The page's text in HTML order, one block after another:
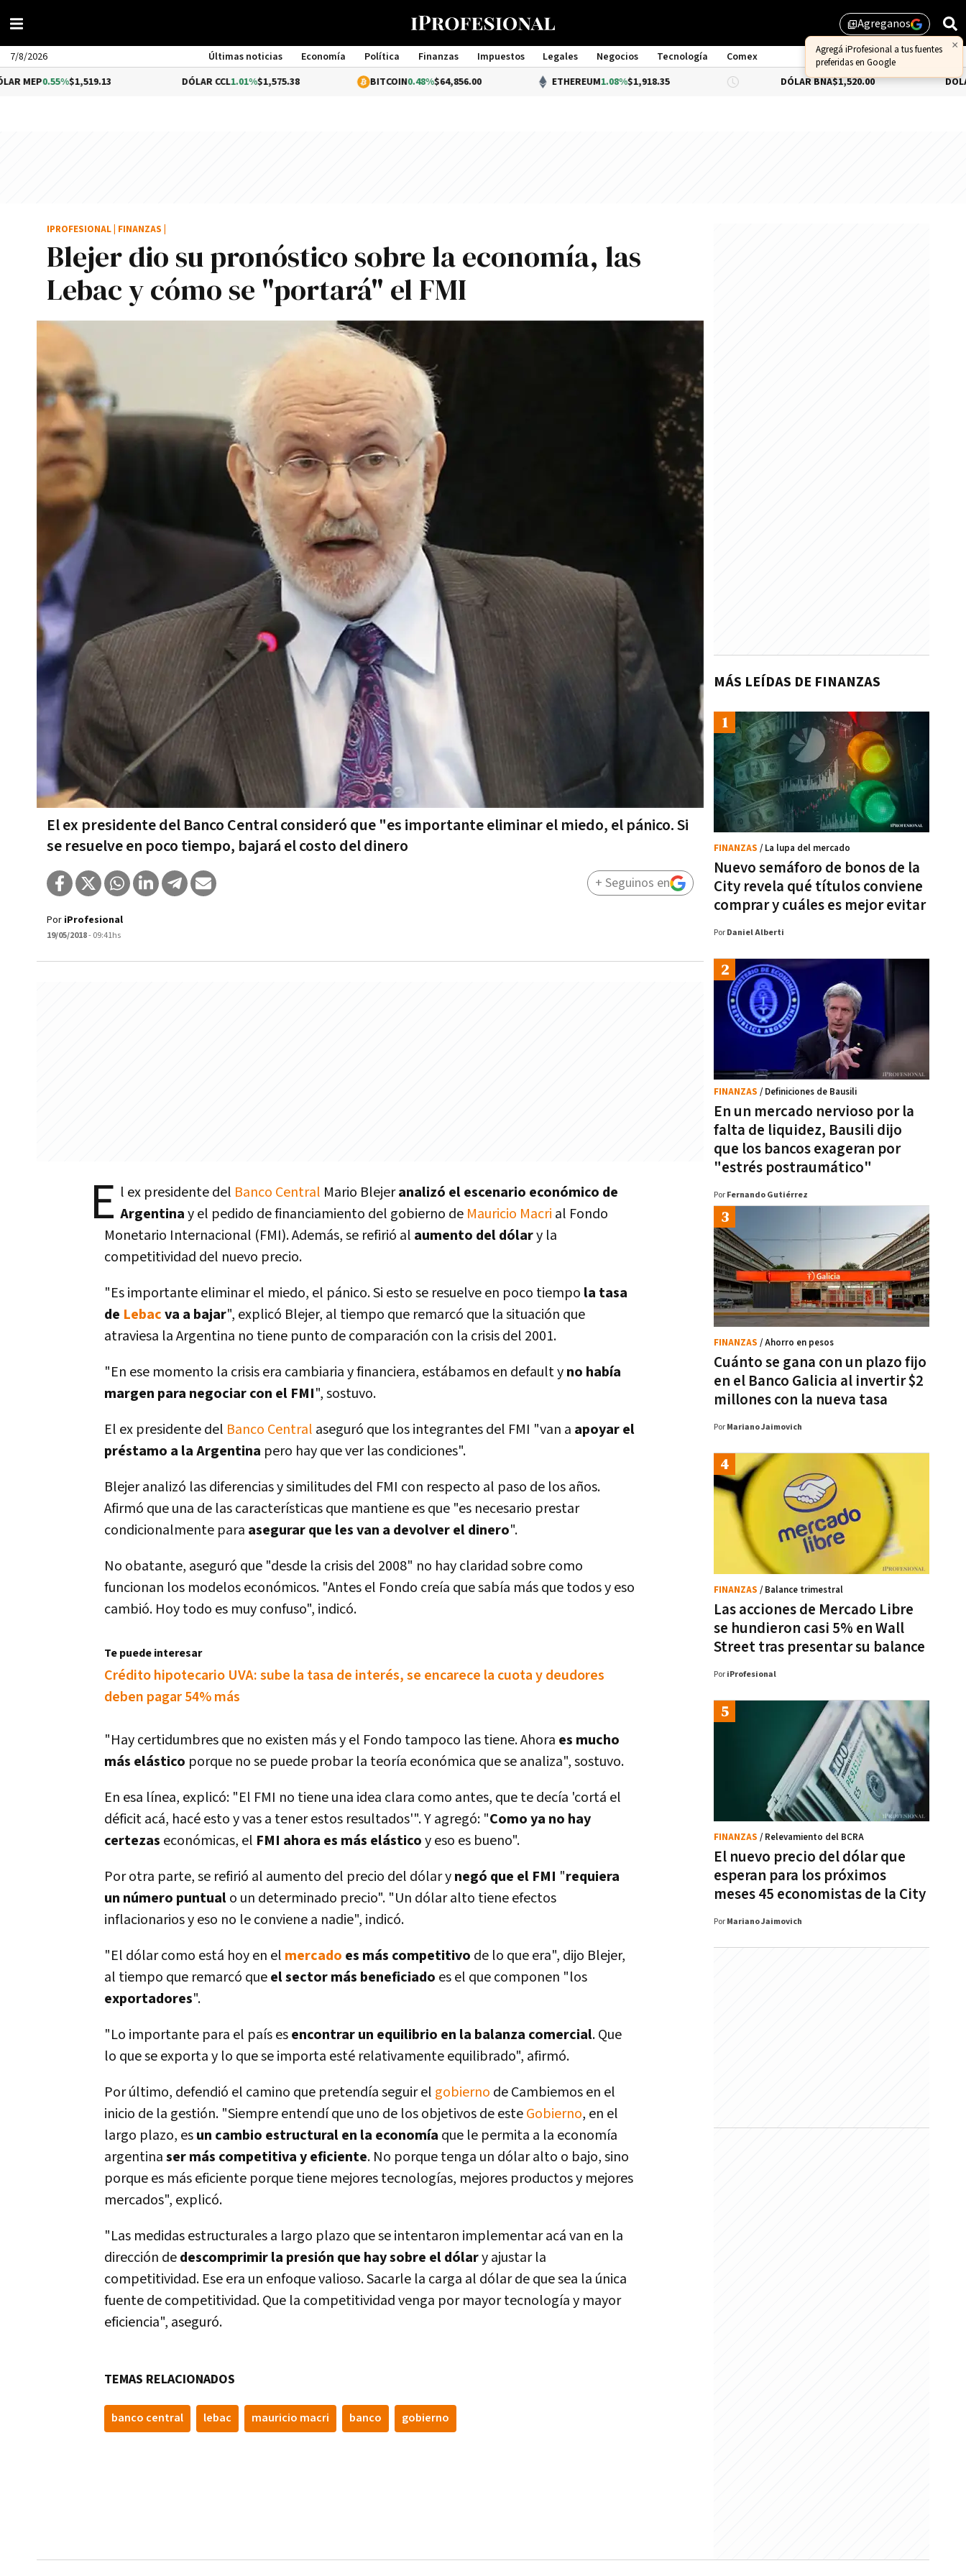
library_addAgreganos
×
Agregá iProfesional a tus fuentes
preferidas en Google
7/8/2026 Últimas noticias Economía Política Finanzas Impuestos Legales Negocios Tecnología
Comex
Management
$1,519.13 1.01%$1,575.38 0.48%$64,856.00 ETHEREUM 1.08%$1,918.35 DÓLAR BNA $1,520.00 DÓLAR BLUE-
Blejer dio su pronóstico sobre la economí­a, las
Lebac y cómo se "portará" el FMI
El ex presidente del Banco Central consideró que "es importante eliminar el miedo, el pánico. Si
se resuelve en poco tiempo, bajará el costo del dinero
IPROFESIONAL FINANZAS
Por iProfesional
19/05/2018- 09:41hs
+ Seguinos en
E l ex presidente del Banco Central Mario Blejeranalizó el escenario económico de
Argentinay el pedido de financiamiento del gobierno de Mauricio Macri al Fondo
Monetario Internacional (FMI). Además, se refirió al aumento del dólary la
competitividad del nuevo precio.
"Es importante eliminar el miedo, el pánico. Si esto se resuelve en poco tiempo la tasa
de Lebacva a bajar", explicó Blejer, al tiempo que remarcó que la situación que
atraviesa la Argentina no tiene punto de comparación con la crisis del 2001.
"En ese momento la crisis era cambiaria y financiera, estábamos en default yno habí­a
margen para negociar con el FMI", sostuvo.
El ex presidente del Banco Central aseguró que los integrantes del FMI "van a apoyar el
préstamo a la Argentina pero hay que ver las condiciones".
Blejer analizó las diferencias y similitudes del FMI con respecto al paso de los años.
Afirmó que una de las caracterí­sticas que mantiene es que "es necesario prestar
condicionalmente para asegurar que les van a devolver el dinero".
No obatante, aseguró que "desde la crisis del 2008" no hay claridad sobre como
funcionan los modelos económicos. "Antes el Fondo creí­a que sabí­a más que todos y eso
cambió. Hoy todo es muy confuso", indicó.
Te puede interesar
Crédito hipotecario UVA: sube la tasa de interés, se encarece la cuota y deudores
deben pagar 54% más
"Hay certidumbres que no existen más y el Fondo tampoco las tiene. Ahora es mucho
más elástico porque no se puede probar la teorí­a económica que se analiza", sostuvo.
En esa lí­nea, explicó: "El FMI no tiene una idea clara como antes, que te decí­a 'cortá el
déficit acá, hacé esto y vas a tener estos resultados'". Y agregó: "Como ya no hay
certezas económicas, el FMI ahora es más elásticoy eso es bueno".
Por otra parte, se refirió al aumento del precio del dólar ynegó que el FMI "requiera
un número puntualo un determinado precio". "Un dólar alto tiene efectos
inflacionarios y eso no le conviene a nadie", indicó.
"El dólar como está hoy en el mercado es más competitivo de lo que era", dijo Blejer,
al tiempo que remarcó queel sector más beneficiado es el que componen "los
exportadores".
"Lo importante para el paí­s esencontrar un equilibrio en la balanza comercial. Que
lo que se exporta y lo que se importa esté relativamente equilibrado", afirmó.
Por último, defendió el camino que pretendí­a seguir el gobierno de Cambiemos en el
inicio de la gestión. "Siempre entendí­ que uno de los objetivos de esteGobierno, en el
largo plazo, esun cambio estructural en la economí­a que le permita a la economí­a
argentinaser más competitiva y eficiente. No porque tenga un dólar alto o bajo, sino
porque es más eficiente porque tiene mejores tecnologí­as, mejores productos y mejores
mercados", explicó.
"Las medidas estructurales a largo plazo que se intentaron implementar acá van en la
dirección dedescomprimir la presión que hay sobre el dólary ajustar la
competitividad. Ese era un enfoque valioso. Sacarle la carga al dólar de que sea la única
fuente de competitividad. Que la competitividad venga por mayor tecnologí­a y mayor
eficiencia", aseguró.
TEMAS RELACIONADOS
banco central lebac mauricio macri banco gobierno
MÁS LEÍDAS DE FINANZAS
Nuevo semáforo de bonos de la
City revela qué títulos conviene
comprar y cuáles es mejor evitar
FINANZAS / La lupa del mercado
Por Daniel Alberti
En un mercado nervioso por la
falta de liquidez, Bausili dijo
que los bancos exageran por
"estrés postraumático"
FINANZAS / Definiciones de Bausili
Por Fernando Gutiérrez
Cuánto se gana con un plazo fijo
en el Banco Galicia al invertir $2
millones con la nueva tasa
FINANZAS / Ahorro en pesos
Por Mariano Jaimovich
Las acciones de Mercado Libre
se hundieron casi 5% en Wall
Street tras presentar su balance
FINANZAS / Balance trimestral
Por iProfesional
El nuevo precio del dólar que
esperan para los próximos
meses 45 economistas de la City
FINANZAS / Relevamiento del BCRA
Por Mariano Jaimovich